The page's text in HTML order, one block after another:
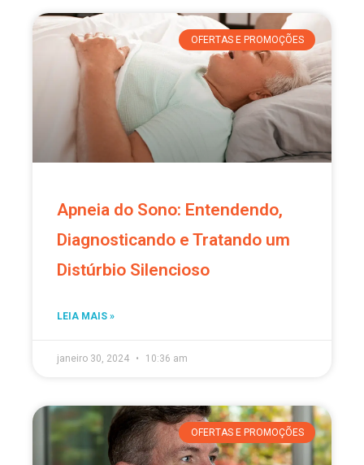
OFERTAS E PROMOÇÕES
Apneia do Sono: Entendendo,
Diagnosticando e Tratando um
Distúrbio Silencioso
LEIA MAIS »
janeiro 30, 2024 10:36 am
OFERTAS E PROMOÇÕES